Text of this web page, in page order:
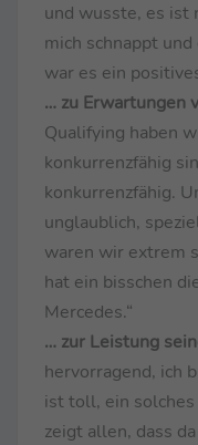
und wusste, es ist
mich schnappt
war es ein
… zu Erwartungen
Qualifying haben
konkurrenzfähig
konkurrenzfähig.
unglaublich,
waren wir extrem
hat ein bisschen
Mercedes.“
… zur Leistung
hervorragend, ich
ist toll, ein solches
zeigt allen, dass